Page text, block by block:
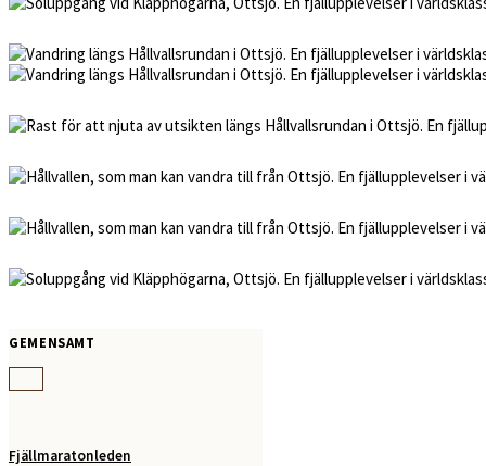
GEMENSAMT
Fjällmaratonleden